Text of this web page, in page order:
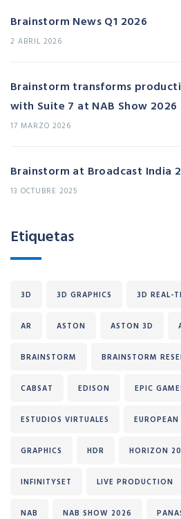
Brainstorm News Q1 2026
2 ABRIL 2026
Brainstorm transforms
with Suite 7 at NAB Show 2026
17 MARZO 2026
Brainstorm at Broadcast India
13 OCTUBRE 2025
Etiquetas
3D 3D GRAPHICS 3D REAL-
AR ASTON ASTON 3D
BRAINSTORM BRAINSTORM
CABSAT EDISON EPIC
ESTUDIOS VIRTUALES EUROPEAN
GRAPHICS HDR HORIZON
INFINITYSET LIVE PRODUCTION
NAB NAB SHOW 2026